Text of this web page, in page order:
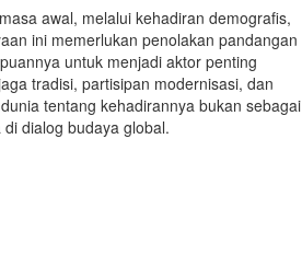
awal, melalui kehadiran demografis,
ini memerlukan penolakan pandangan
untuk menjadi aktor penting
tradisi, partisipan modernisasi, dan
tentang kehadirannya bukan sebagai
dialog budaya global.